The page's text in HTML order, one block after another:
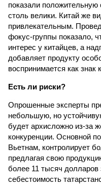
показали
столь велики. Китай же
привлекательным.
фокус-группы показало,
интерес у китайцев, а
добавляет продукту
воспринимается как знак
Есть ли риски?
Опрошенные эксперты
небольшую, но
будет архисложно из-за
конкуренции. Основной
Вьетнам, контролирует
предлагая свою
более 11 тысяч долларов
себестоимость